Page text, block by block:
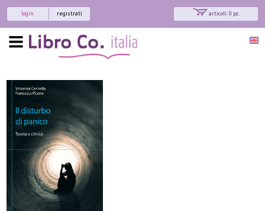
articoli: 0 pz.
registrati
login